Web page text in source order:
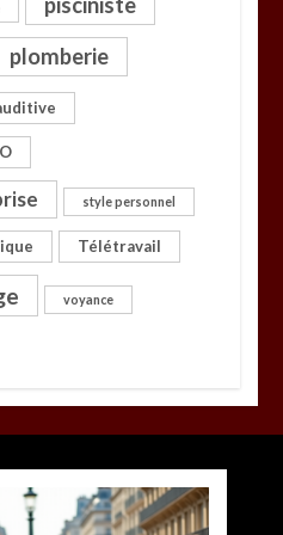
plomberie
style personnel
Télétravail
voyance
de panneaux solaires à
1 août 2026
0
6 jours